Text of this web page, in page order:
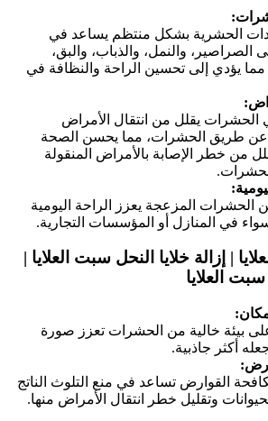
الحشرية بشكل منتظم يساعد في
الصراصير، والنمل، والذباب، والبق،
يؤدي إلى تحسين الراحة والنظافة في
الحشرات يقلل من انتقال الأمراض
عن طريق الحشرات، مما يحسن الصحة
من خطر الإصابة بالأمراض المنقولة
المزعجة يعزز الراحة اليومية
في المنازل أو المؤسسات التجارية.
| إزالة خلايا النحل سبت العلايا |
العلايا
بيئة خالية من الحشرات تعزز صورة
أكثر جاذبية.
القوارض تساعد في منع التلوث الناتج
وتقليل خطر انتقال الأمراض منها.